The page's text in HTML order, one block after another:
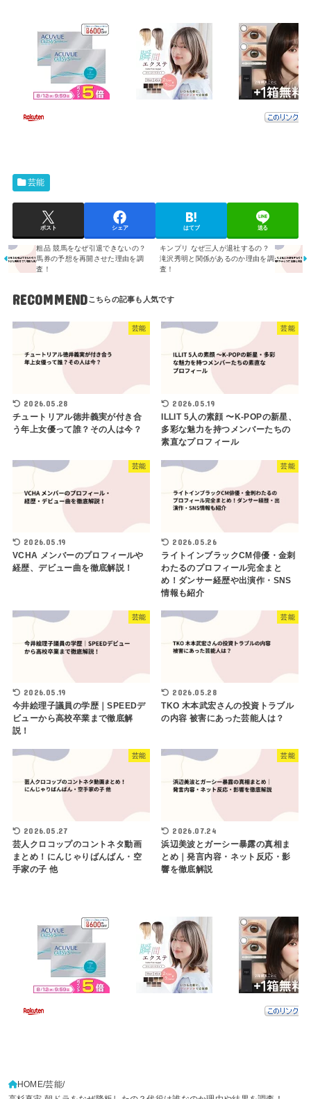
芸能
ポスト シェア はてブ 送る
粗品 競馬をなぜ引退できないの？
馬券の予想を再開させた理由を調
査！
キンプリ なぜ三人が退社するの？
滝沢秀明と関係があるのか理由を調
査！
RECOMMEND
芸能
2026.05.28
チュートリアル徳井義実が付き合
う年上女優って誰？その人は今？
芸能
2026.05.19
ILLIT 5人の素顔 〜K-POPの新星、
多彩な魅力を持つメンバーたちの
素直なプロフィール
芸能
2026.05.19
VCHA メンバーのプロフィールや
経歴、デビュー曲を徹底解説！
芸能
2026.05.26
ライトインブラックCM俳優・金刺
わたるのプロフィール完全まと
め！ダンサー経歴や出演作・SNS
情報も紹介
芸能
2026.05.19
今井絵理子議員の学歴｜SPEEDデ
ビューから高校卒業まで徹底解
説！
芸能
2026.05.28
TKO 木本武宏さんの投資トラブル
の内容 被害にあった芸能人は？
芸能
2026.05.27
芸人クロコップのコントネタ動画
まとめ！にんじゃりばんばん・空
手家の子 他
芸能
2026.07.24
浜辺美波とガーシー暴露の真相ま
とめ｜発言内容・ネット反応・影
響を徹底解説
HOME 芸能